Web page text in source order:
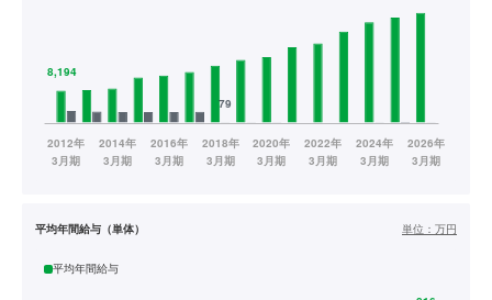
平均年間給与（単体） 単位： 万円
平均年間給与